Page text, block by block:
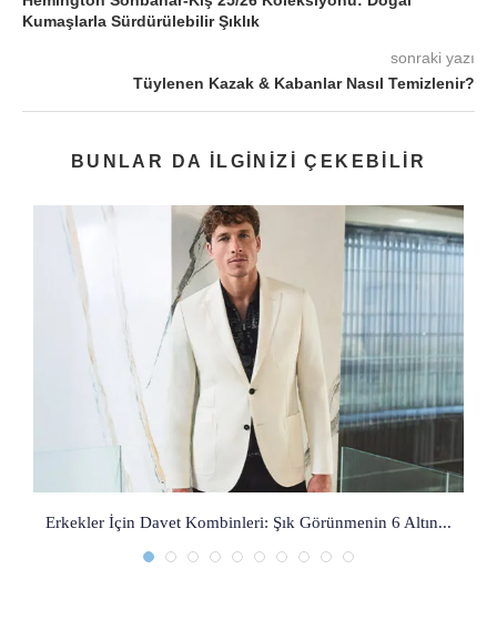
Kumaşlarla Sürdürülebilir Şıklık
sonraki yazı
Tüylenen Kazak & Kabanlar Nasıl Temizlenir?
BUNLAR DA ILGINIZI ÇEKEBILIR
Erkekler İçin Davet Kombinleri: Şık Görünmenin 6 Altın...